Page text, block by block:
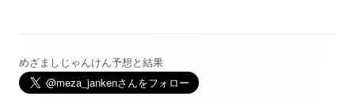
メ
めざましじゃんけん予想と結果